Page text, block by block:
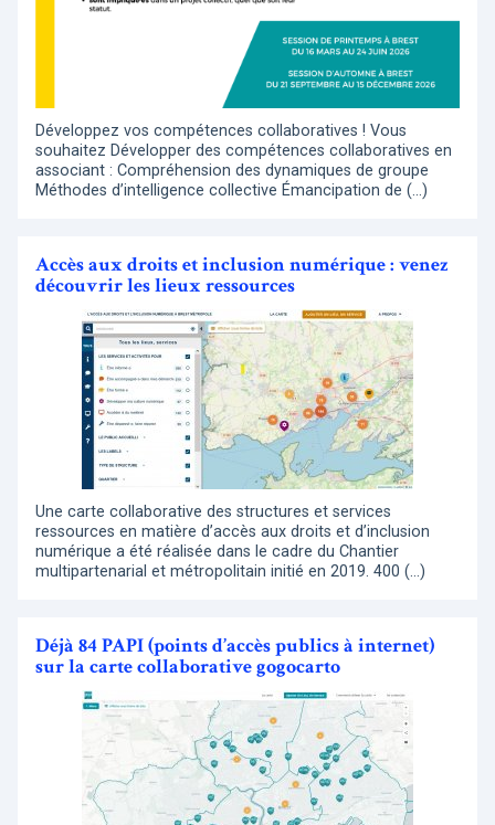
Développez vos compétences collaboratives ! Vous
souhaitez Développer des compétences collaboratives en
associant : Compréhension des dynamiques de groupe
Méthodes d’intelligence collective Émancipation de (…)
Accès aux droits et inclusion numérique : venez
découvrir les lieux ressources
Une carte collaborative des structures et services
ressources en matière d’accès aux droits et d’inclusion
numérique a été réalisée dans le cadre du Chantier
multipartenarial et métropolitain initié en 2019. 400 (…)
Déjà 84 PAPI (points d’accès publics à internet)
sur la carte collaborative gogocarto